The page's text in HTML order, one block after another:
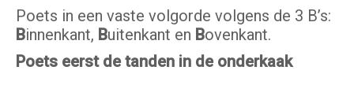
Poets in een vaste volgorde volgens de 3 B’s:
Binnenkant, Buitenkant en Bovenkant.
Poets eerst de tanden in de onderkaak